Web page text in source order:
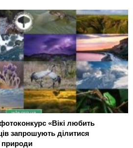
«Вікі любить
запрошують ділитися
природи